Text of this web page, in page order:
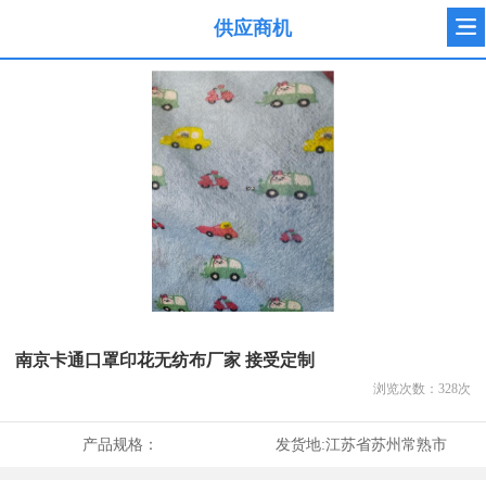
供应商机
南京卡通口罩印花无纺布厂家 接受定制
浏览次数： 328次
产品规格： 发货地:江苏省苏州常熟市